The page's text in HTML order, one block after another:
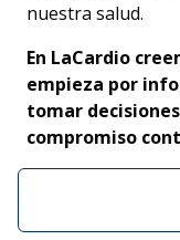
nuestra salud.
En LaCardio
empieza por
tomar
compromiso